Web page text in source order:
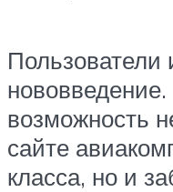
Пользователи
возможность
сайте
класса, но и